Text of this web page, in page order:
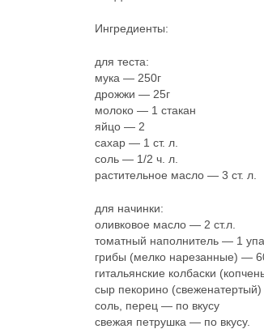
Ингредиенты:
для теста:
мука — 250г
дрожжи — 25г
молоко — 1 стакан
яйцо — 2
сахар — 1 ст. л.
соль — 1/2 ч. л.
растительное масло — 3 ст. л.
для начинки:
оливковое масло — 2 ст.л.
томатный наполнитель — 1
грибы (мелко нарезанные) —
гитальянские колбаски
сыр пекорино (свеженатертый)
соль, перец — по вкусу
свежая петрушка — по вкусу.